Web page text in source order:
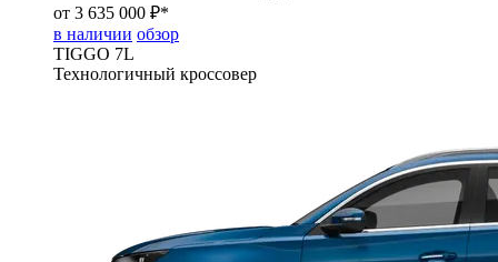
от 3 635 000 ₽*
в наличии обзор
TIGGO 7L
Технологичный кроссовер